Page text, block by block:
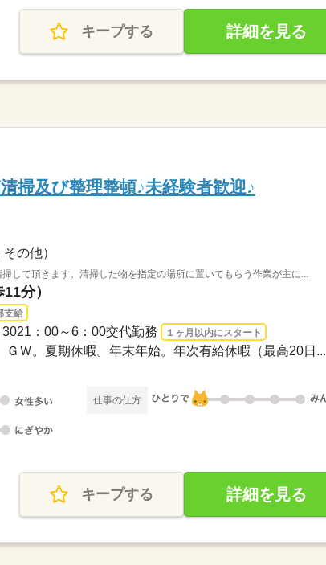
キープする 詳細を見る
掃及び整理整頓♪未経験者歓迎♪
その他）
して頂きます。清掃した物を指定の場所に置いてもらう作業が主に...
分）
支給
：00～6：00交代勤務 １ヶ月以内にスタート
ＧＷ。夏期休暇。年末年始。年次有給休暇（最高20日...
仕事の仕方
キープする 詳細を見る